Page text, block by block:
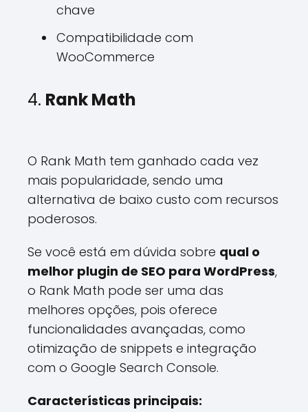
chave
Compatibilidade com
WooCommerce
4. Rank Math
O Rank Math tem ganhado cada vez
mais popularidade, sendo uma
alternativa de baixo custo com recursos
poderosos.
Se você está em dúvida sobre qual o
melhor plugin de SEO para WordPress,
o Rank Math pode ser uma das
melhores opções, pois oferece
funcionalidades avançadas, como
otimização de snippets e integração
com o Google Search Console.
Características principais: